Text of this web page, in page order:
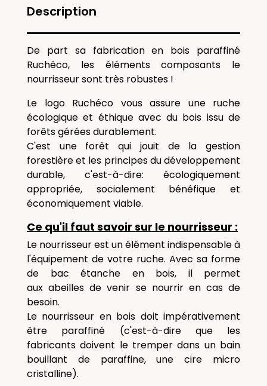
Description
De part sa fabrication en bois paraffiné
Ruchéco, les éléments composants le
nourrisseur sont très robustes !
Le logo Ruchéco vous assure une ruche
écologique et éthique avec du bois issu de
forêts gérées durablement.
C'est une forêt qui jouit de la gestion
forestière et les principes du développement
durable, c'est-à-dire: écologiquement
appropriée, socialement bénéfique et
économiquement viable.
Ce qu'il faut savoir sur le nourrisseur :
Le nourrisseur est un élément indispensable à
l'équipement de votre ruche. Avec sa forme
de bac étanche en bois, il permet
aux abeilles de venir se nourrir en cas de
besoin.
Le nourrisseur en bois doit impérativement
être paraffiné (c'est-à-dire que les
fabricants doivent le tremper dans un bain
bouillant de paraffine, une cire micro
cristalline).